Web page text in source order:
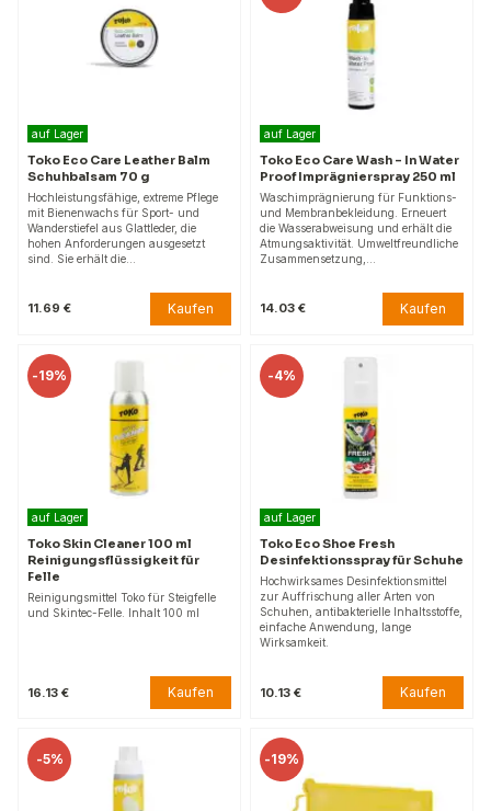
auf Lager
Toko Eco Care Leather Balm
Schuhbalsam 70 g
Hochleistungsfähige, extreme Pflege
mit Bienenwachs für Sport- und
Wanderstiefel aus Glattleder, die
hohen Anforderungen ausgesetzt
sind. Sie erhält die…
11.69 € Kaufen
auf Lager
Toko Eco Care Wash - In Water
Proof Imprägnierspray 250 ml
Waschimprägnierung für Funktions-
und Membranbekleidung. Erneuert
die Wasserabweisung und erhält die
Atmungsaktivität. Umweltfreundliche
Zusammensetzung,…
14.03 € Kaufen
-19%
auf Lager
Toko Skin Cleaner 100 ml
Reinigungsflüssigkeit für
Felle
Reinigungsmittel Toko für Steigfelle
und Skintec-Felle. Inhalt 100 ml
16.13 € Kaufen
-4%
auf Lager
Toko Eco Shoe Fresh
Desinfektionsspray für Schuhe
Hochwirksames Desinfektionsmittel
zur Auffrischung aller Arten von
Schuhen, antibakterielle Inhaltsstoffe,
einfache Anwendung, lange
Wirksamkeit.
10.13 € Kaufen
-5% -19%